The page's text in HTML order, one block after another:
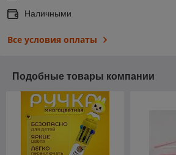
Наличными
Все условия оплаты
Подобные товары компании